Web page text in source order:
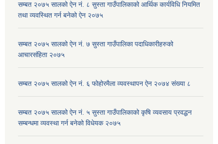
सम्बत २०७५ सालको ऐन नं. ८ सुस्ता गाउँपालिकाको आर्थिक कार्यविधि नियमित
तथा व्यवस्थित गर्न बनेको ऐन २०७५
सम्बत २०७५ सालको ऐन नं. ७ सुस्ता गाउँपालिका पदाधिकारीहरुको
आचारसंहिता २०७५
सम्बत २०७५ सालको ऐन नं. ६ फोहोरमैला व्यवस्थापन ऐन २०७४ संख्या ८
सम्बत २०७५ सालको ऐन नं. ५ सुस्ता गाउँपालिकाको कृषि व्यवसाय प्रवद्धन
सम्बन्धमा व्यवस्था गर्न बनेको विधेयक २०७५